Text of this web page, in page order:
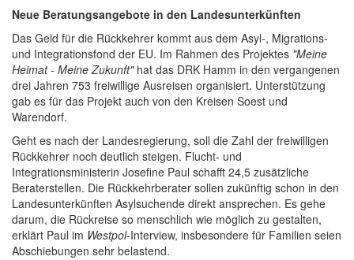
Neue Beratungsangebote in den Landesunterkünften
Das Geld für die Rückkehrer kommt aus dem Asyl-, Migrations-
und Integrationsfond der EU. Im Rahmen des Projektes "Meine
Heimat - Meine Zukunft"hat das DRK Hamm in den vergangenen
drei Jahren 753 freiwillige Ausreisen organisiert. Unterstützung
gab es für das Projekt auch von den Kreisen Soest und
Warendorf.
Geht es nach der Landesregierung, soll die Zahl der freiwilligen
Rückkehrer noch deutlich steigen. Flucht- und
Integrationsministerin Josefine Paul schafft 24,5 zusätzliche
Beraterstellen. Die Rückkehrberater sollen zukünftig schon in den
Landesunterkünften Asylsuchende direkt ansprechen. Es gehe
darum, die Rückreise so menschlich wie möglich zu gestalten,
erklärt Paul im Westpol-Interview, insbesondere für Familien seien
Abschiebungen sehr belastend.